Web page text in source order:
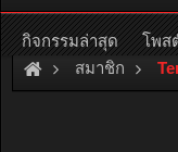
หรืออ่า
สมาชิก
กิจกรรมล่าสุด โพส